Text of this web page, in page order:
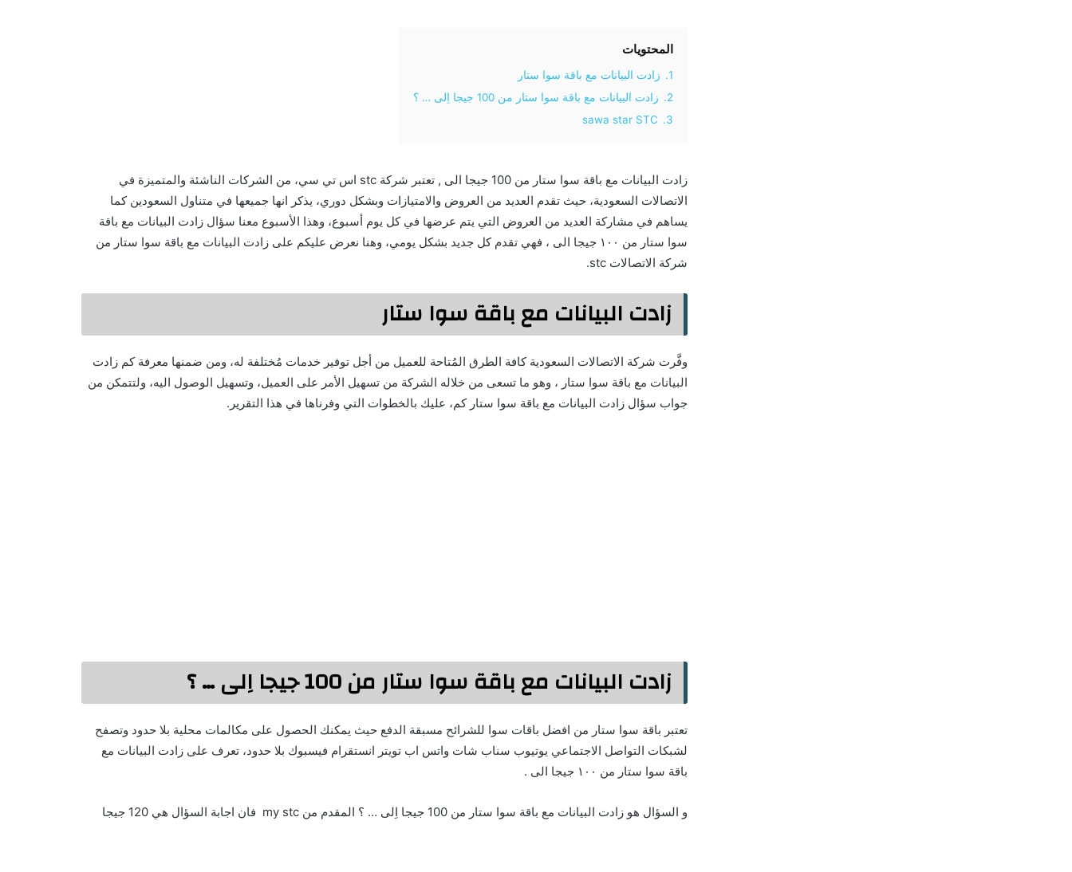
المحتويات
1.
زادت البيانات مع باقة سوا ستار
2.
زادت البيانات مع باقة سوا ستار من 100 جيجا اِلى … ؟
3.
sawa star STC
زادت البيانات مع باقة سوا ستار من 100 جيجا الى , تعتبر شركة stc اس تي سي، من الشركات الناشئة والمتميزة في
الاتصالات السعودية، حيث تقدم العديد من العروض والامتيازات وبشكل دوري، يذكر انها جميعها في متناول السعودين كما
يساهم في مشاركة العديد من العروض التي يتم عرضها في كل يوم أسبوع، وهذا الأسبوع معنا سؤال زادت البيانات مع باقة
سوا ستار من ١٠٠ جيجا الى ، فهي تقدم كل جديد بشكل يومي، وهنا نعرض عليكم على زادت البيانات مع باقة سوا ستار من
شركة الاتصالات stc.
زادت البيانات مع باقة سوا ستار
وفَّرت شركة الاتصالات السعودية كافة الطرق المُتاحة للعميل من أجل توفير خدمات مُختلفة له، ومن ضمنها معرفة كم زادت
البيانات مع باقة سوا ستار ، وهو ما تسعى من خلاله الشركة من تسهيل الأمر على العميل، وتسهيل الوصول اليه، ولتتمكن من
جواب سؤال زادت البيانات مع باقة سوا ستار كم، عليك بالخطوات التي وفرناها في هذا التقرير.
زادت البيانات مع باقة سوا ستار من 100 جيجا اِلى … ؟
تعتبر باقة سوا ستار من افضل باقات سوا للشرائح مسبقة الدفع حيث يمكنك الحصول على مكالمات محلية بلا حدود وتصفح
لشبكات التواصل الاجتماعي يوتيوب سناب شات واتس اب تويتر انستقرام فيسبوك بلا حدود، تعرف على زادت البيانات مع
باقة سوا ستار من ١٠٠ جيجا الى .
و السؤال هو زادت البيانات مع باقة سوا ستار من 100 جيجا اِلى … ؟ المقدم من my stc فان اجابة السؤال هي 120 جيجا